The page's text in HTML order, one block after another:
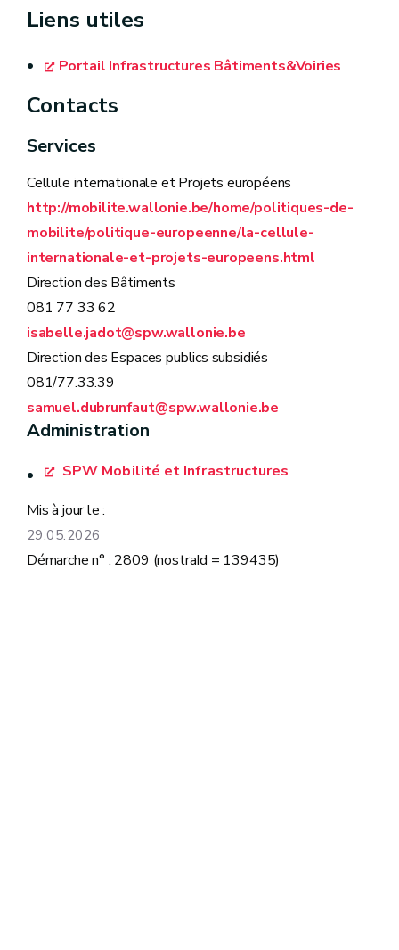
Décision n° C(2014)8190 final de la
de l’Accord de partenariat pour la Belgique
Développement régional et cohésion -
de projets, Appel à projet publics FEDER du 14
mars au 15 mai 2014
« Bon à savoir » pour les futurs porteurs de
projets publics FEDER 2021-2027
Programme FEDER « Wallonie 2021-2027 »
(version provisoire)
Complément de programmation FEDER 2021-
2027 « Programme FEDER Wallonie 2021-
2027 »
Liens utiles
Portail Infrastructures Bâtiments&Voiries
Contacts
Services
Cellule internationale et Projets européens
http://mobilite.wallonie.be/home/politiques-de-
mobilite/politique-europeenne/la-cellule-
internationale-et-projets-europeens.html
Direction des Bâtiments
081 77 33 62
isabelle.jadot@spw.wallonie.be
Direction des Espaces publics subsidiés
081/77.33.39
samuel.dubrunfaut@spw.wallonie.be
Administration
SPW Mobilité et Infrastructures
Mis à jour le :
29.05.2026
Démarche n° : 2809 (nostraId = 139435)